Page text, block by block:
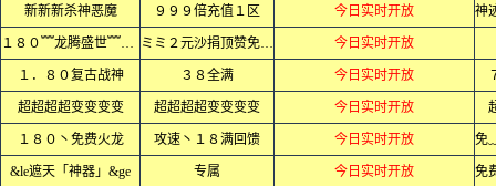
新新新杀神恶魔 ９９９倍充值１区 今日实时开放
１８０﹌龙腾盛世﹌火龙﹌ ミミ２元沙捐顶赞免费ミミ 今日实时开放
１．８０复古战神 ３８全满 今日实时开放
超超超超变变变变 超超超超变变变变 今日实时开放
１８０丶免费火龙 攻速丶１８满回馈 今日实时开放
&le遮天「神器」&ge 专属 今日实时开放